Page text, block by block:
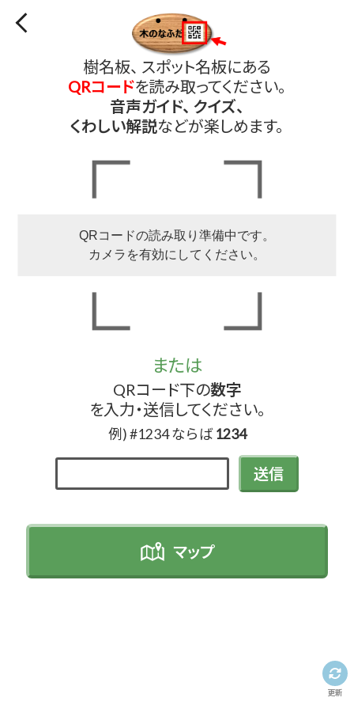
樹名板、 スポット名板にある
QRコードを読み取ってください。
音声ガイド、 クイズ、
くわしい解説などが楽しめます。
QRコードの読み取り準備中です。
カメラを有効にしてください。
または
QRコード下の数字
を入力・送信してください。
例) #1234 ならば1234
送信
マップ
更新